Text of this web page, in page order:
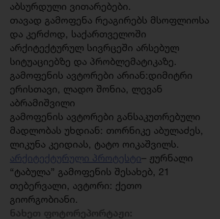
აბსურდული ვითარებები.
თავად გამოფენა რეაგირებს მსოფლიოსა
და კერძოდ, საქართველოში
არქიტექტურულ სივრცეში არსებულ
სიტუაციებზე და პრობლემატიკაზე.
გამოფენის ავტორები არიან:დიმიტრი
ერისთავი, ლადო შონია, ლევან
აბრამიშვილი
გამოფენის ავტორები განსაკუთრებული
მადლობას უხდიან: თორნიკე აბულაძეს,
ლიკუნა კეიდიას, ტატო ოიკაშვილს.
არქიტექტურული პროტესტი– ჟურნალი
“ტაბულა” გამოფენის შესახებ, 21
თებერვალი, ავტორი: ქეთო
გიორგობიანი.
ნახეთ ფოტორეპორტაჟი: